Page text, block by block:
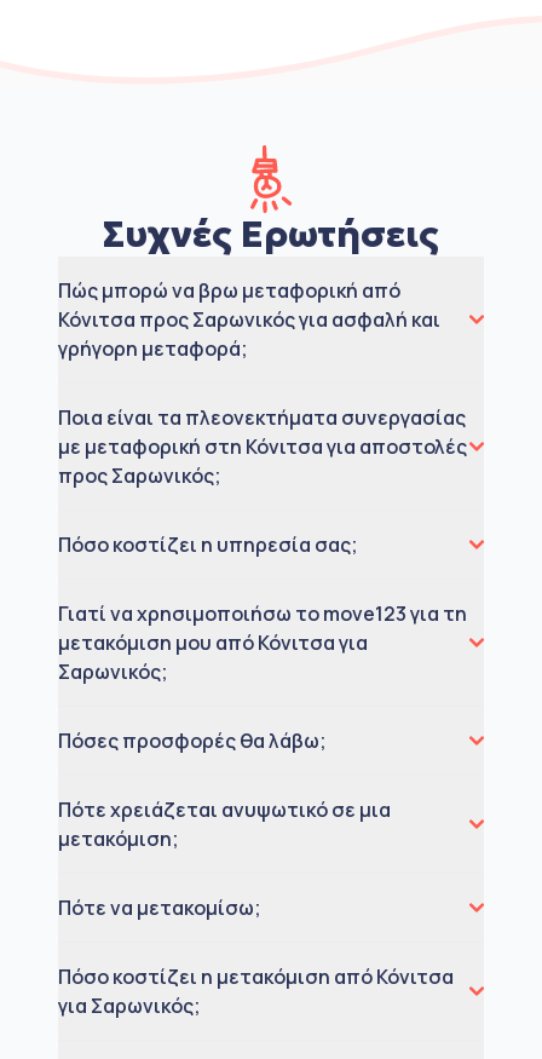
Συχνές Ερωτήσεις
Πώς μπορώ να βρω μεταφορική από
Κόνιτσα προς Σαρωνικός για ασφαλή και
γρήγορη μεταφορά;
Ποια είναι τα πλεονεκτήματα συνεργασίας
με μεταφορική στη Κόνιτσα για αποστολές
προς Σαρωνικός;
Πόσο κοστίζει η υπηρεσία σας;
Γιατί να χρησιμοποιήσω το move123 για τη
μετακόμιση μου από Κόνιτσα για
Σαρωνικός;
Πόσες προσφορές θα λάβω;
Πότε χρειάζεται ανυψωτικό σε μια
μετακόμιση;
Πότε να μετακομίσω;
Πόσο κοστίζει η μετακόμιση από Κόνιτσα
για Σαρωνικός;